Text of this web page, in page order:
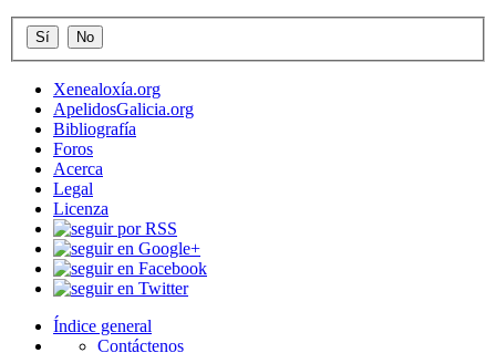
Xenealoxía.org
ApelidosGalicia.org
Bibliografía
Foros
Acerca
Legal
Licenza
Índice general
Contáctenos